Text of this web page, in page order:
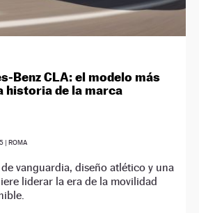
Benz CLA: el modelo más
historia de la marca
| ROMA
vanguardia, diseño atlético y una
liderar la era de la movilidad